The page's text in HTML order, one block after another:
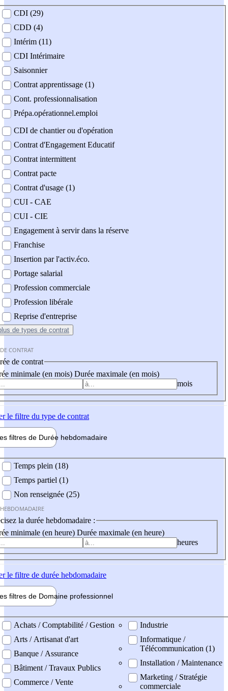
contrat
CDI (29)
CDD (4)
Intérim (11)
CDI Intérimaire
Saisonnier
Contrat apprentissage (1)
Cont. professionnalisation
Prépa.opérationnel.emploi
CDI de chantier ou d'opération
Contrat d'Engagement Educatif
Contrat intermittent
Contrat pacte
Contrat d'usage (1)
CUI - CAE
CUI - CIE
Engagement à servir dans la réserve
Franchise
Insertion par l'activ.éco.
Portage salarial
Profession commerciale
Profession libérale
Reprise d'entreprise
de types de contrat
CONTRAT
de contrat
minimale (en mois) Durée maximale (en mois)
mois
le filtre du type de contrat
filtres de Durée hebdomadaire
Temps plein (18)
Temps partiel (1)
Non renseignée (25)
la durée hebdomadaire :
minimale (en heure) Durée maximale (en heure)
heures
le filtre de durée hebdomadaire
filtres de Domaine professionnel
professionel
Achats / Comptabilité / Gestion
Arts / Artisanat d'art
Banque / Assurance
Bâtiment / Travaux Publics
Commerce / Vente
Industrie
Informatique /
Télécommunication (1)
Installation / Maintenance
Marketing / Stratégie
commerciale